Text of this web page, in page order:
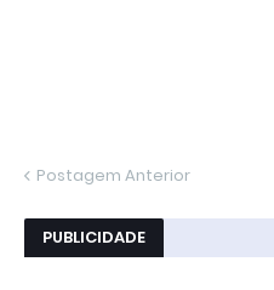
Postagem Anterior
PUBLICIDADE